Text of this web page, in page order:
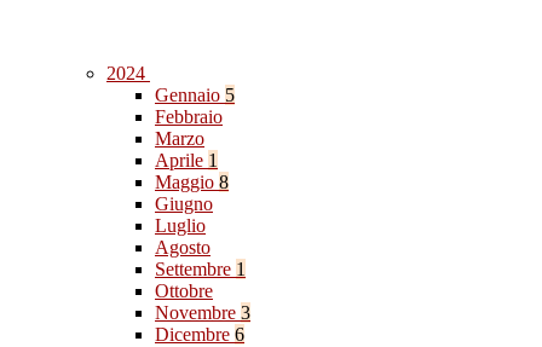
2024
Gennaio 5
Febbraio
Marzo
Aprile 1
Maggio 8
Giugno
Luglio
Agosto
Settembre 1
Ottobre
Novembre 3
Dicembre 6